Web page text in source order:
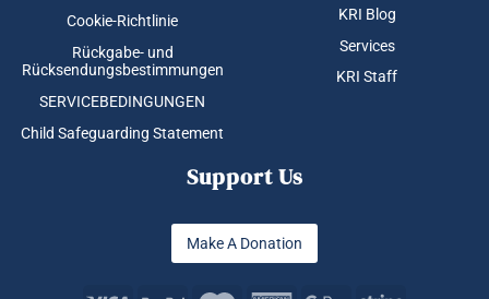
Cookie-Richtlinie
Rückgabe- und
Rücksendungsbestimmungen
SERVICEBEDINGUNGEN
Child Safeguarding Statement
KRI Blog
Services
KRI Staff
Support Us
Make A Donation